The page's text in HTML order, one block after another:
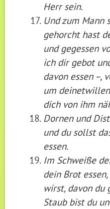
Herr sein.
Und zum Mann
gehorcht hast
und gegessen
ich dir gebot
davon essen –,
um
dich von ihm
Dornen und
und du sollst
essen.
Im Schweiße
dein Brot
wirst, davon du
Staub bist du